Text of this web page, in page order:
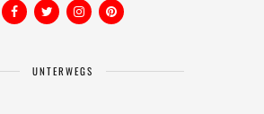
UNTERWEGS